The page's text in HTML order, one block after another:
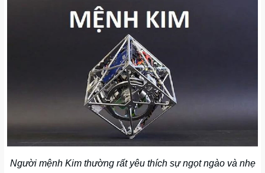
Người mệnh Kim thường rất yêu thích sự ngọt ngào và nhẹ